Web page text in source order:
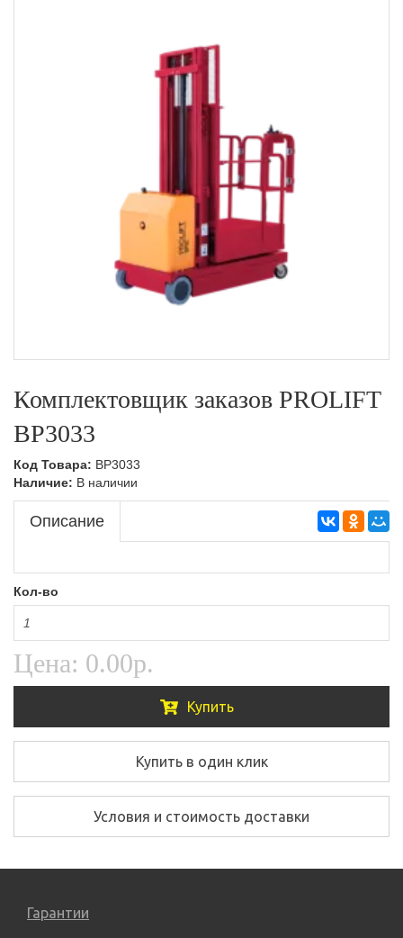
Комплектовщик заказов PROLIFT
BP3033
Код Товара: BP3033
Наличие: В наличии
Описание
Кол-во
Цена: 0.00р.
Купить
Купить в один клик
Условия и стоимость доставки
Гарантии